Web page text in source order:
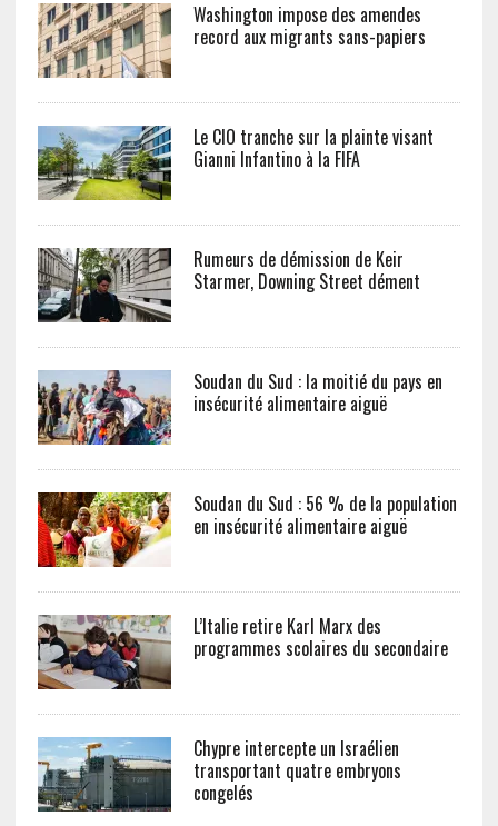
Washington impose des amendes
record aux migrants sans-papiers
Le CIO tranche sur la plainte visant
Gianni Infantino à la FIFA
Rumeurs de démission de Keir
Starmer, Downing Street dément
Soudan du Sud : la moitié du pays en
insécurité alimentaire aiguë
Soudan du Sud : 56 % de la population
en insécurité alimentaire aiguë
L’Italie retire Karl Marx des
programmes scolaires du secondaire
Chypre intercepte un Israélien
transportant quatre embryons
congelés